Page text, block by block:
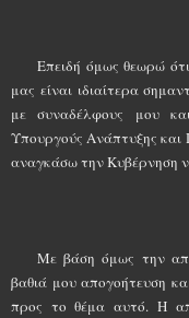
Επειδή όμως θεωρώ
μας είναι ιδιαίτερα
με συναδέλφους μου
Υπουργούς Ανάπτυξης
αναγκάσω την Κυβέρνηση
Με βάση όμως την
βαθιά μου απογοήτευση
προς το θέμα αυτό. Η